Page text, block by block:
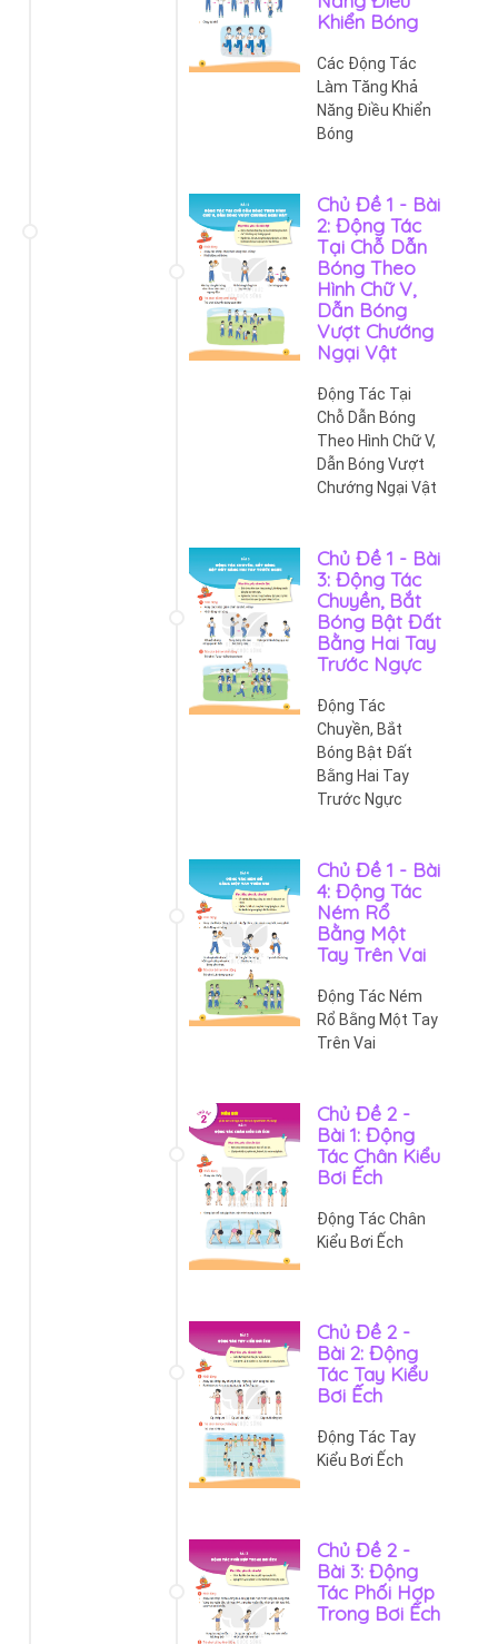
Khiển Bóng
Các Động Tác
Làm Tăng Khả
Năng Điều Khiển
Bóng
Chủ Đề 1 - Bài
2: Động Tác
Tại Chỗ Dẫn
Bóng Theo
Hình Chữ V,
Dẫn Bóng
Vượt Chướng
Ngại Vật
Động Tác Tại
Chỗ Dẫn Bóng
Theo Hình Chữ V,
Dẫn Bóng Vượt
Chướng Ngại Vật
Chủ Đề 1 - Bài
3: Động Tác
Chuyền, Bắt
Bóng Bật Đất
Bằng Hai Tay
Trước Ngực
Động Tác
Chuyền, Bắt
Bóng Bật Đất
Bằng Hai Tay
Trước Ngực
Chủ Đề 1 - Bài
4: Động Tác
Ném Rổ
Bằng Một
Tay Trên Vai
Động Tác Ném
Rổ Bằng Một Tay
Trên Vai
Chủ Đề 2 -
Bài 1: Động
Tác Chân Kiểu
Bơi Ếch
Động Tác Chân
Kiểu Bơi Ếch
Chủ Đề 2 -
Bài 2: Động
Tác Tay Kiểu
Bơi Ếch
Động Tác Tay
Kiểu Bơi Ếch
Chủ Đề 2 -
Bài 3: Động
Tác Phối Hợp
Trong Bơi Ếch